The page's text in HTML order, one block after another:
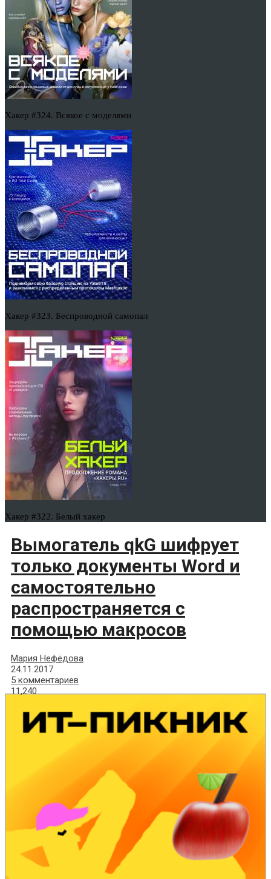
Хакер #324. Всякое с моделями
Хакер #323. Беспроводной самопал
Хакер #322. Белый хакер
Вымогатель qkG шифрует
только документы Word и
самостоятельно
распространяется с
помощью макросов
Мария Нефёдова
24.11.2017
5 комментариев
11,240